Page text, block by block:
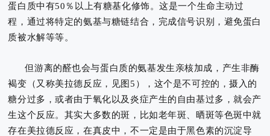
蛋白质中有50％以上有糖基化修饰。这是一个生命主动过
程，通过将特定的氨基与糖链结合，完成信号识别，避免蛋白
质被水解等等。
但游离的醛也会与蛋白质的氨基发生亲核加成，产生非酶
褐变（又称美拉德反应，见图5），这个是不可控的，摄入的
糖分过多，或者由于氧化以及炎症产生的自由基过多，就会产
生这个反应。其实大多数的斑，比如老年斑、晒斑等色斑中就
存在美拉德反应，在真皮中，不一定是由于黑色素的沉淀导